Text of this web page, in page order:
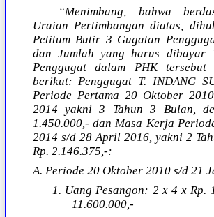
“Menimbang, bahwa
Uraian Pertimbangan diatas,
Petitum Butir 3 Gugatan
dan Jumlah yang harus dibayar
Penggugat dalam PHK tersebut
berikut: Penggugat T. INDANG
Periode Pertama 20 Oktober
2014 yakni 3 Tahun 3 Bulan,
1.450.000,- dan Masa Kerja
2014 s/d 28 April 2016, yakni 2
Rp. 2.146.375,-:
A. Periode 20 Oktober 2010 s/d 21
1. Uang Pesangon: 2 x 4 x Rp.
11.600.000,-